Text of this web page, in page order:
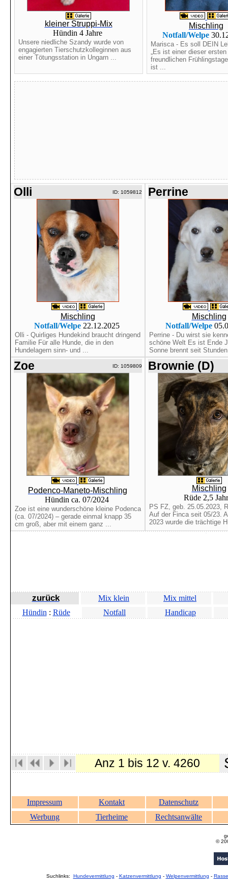
kleiner Struppi-Mix
Hündin 4 Jahre
Unsere niedliche Szandy wurde von
engagierten Tierschutzkolleginnen aus
einer Tötungsstation in Ungarn ...
Mischling
Notfall/Welpe
Marisca - Es soll DEIN
„Es ist einer dieser ersten
freundlichen
ist ...
Olli ID: 1059812
Mischling
Notfall/Welpe22.12.2025
Olli - Quirliges Hundekind braucht dringend
Familie Für alle Hunde, die in den
Hundelagern sinn- und ...
Perrine
Mischling
Notfall/Welpe
Perrine - Du wirst sie
schöne Welt Es ist Ende
Sonne brennt seit
Zoe ID: 1059809
Podenco-Maneto-Mischling
Hündin ca. 07/2024
Zoe ist eine wunderschöne kleine Podenca
(ca. 07/2024) – gerade einmal knapp 35
cm groß, aber mit einem ganz ...
Brownie (D)
Mischling
Rüde 2,5
PS FZ, geb. 25.05.2023,
Auf der Finca seit 05/23.
2023 wurde die trächtige
zurück Mix klein
Mix mittel
Hündin : Rüde Notfall Handicap
Anz 1 bis 12 v. 4260
Impressum Kontakt
Datenschutz
Werbung
Tierheime Rechtsanwälte
©
Suchlinks: Hundevermittlung - Katzenvermittlung - Welpenvermittlung -